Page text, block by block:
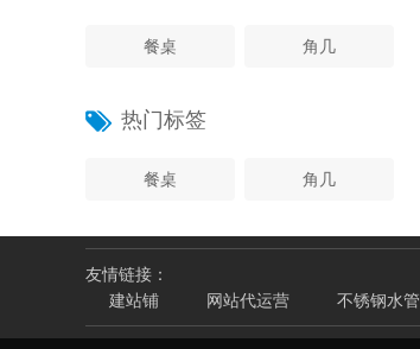
餐桌 角几
热门标签
餐桌 角几
友情链接：
建站铺
网站代运营 不锈钢水管